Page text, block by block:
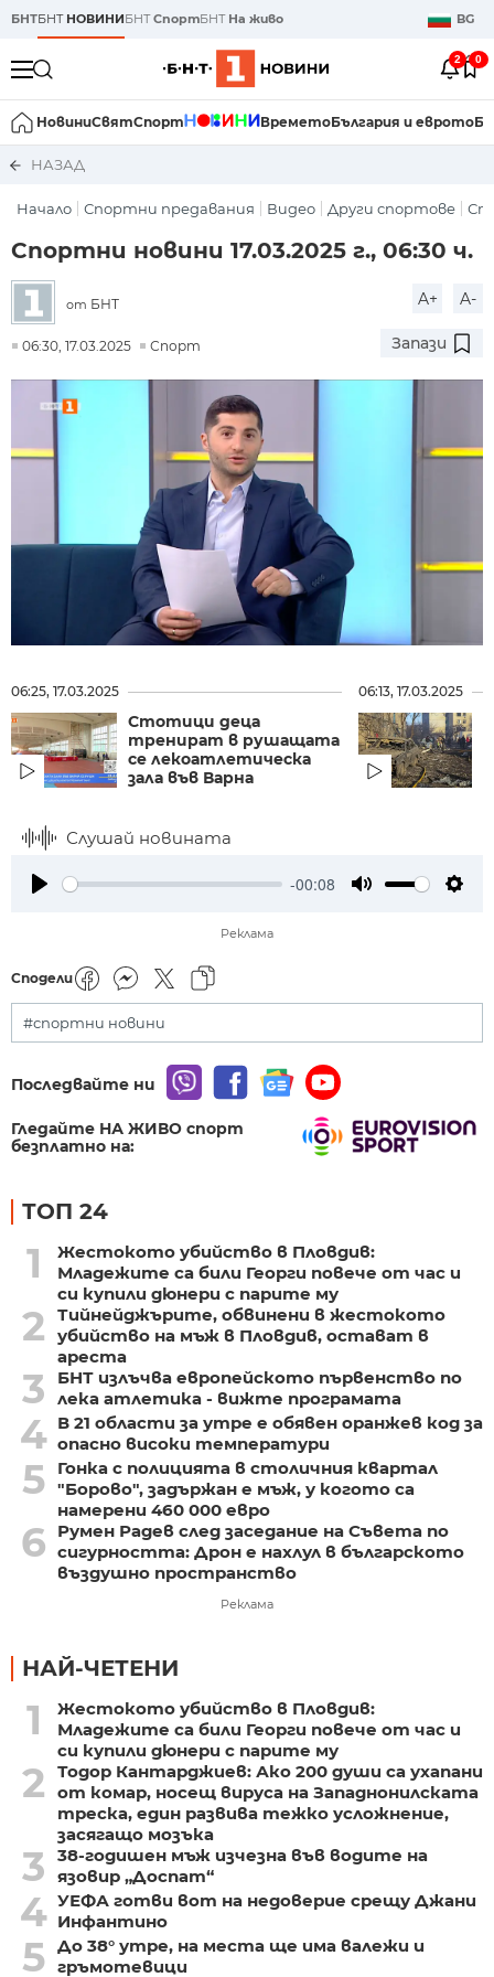
БНТБНТ НОВИНИБНТСпортБНТ На живо BG
2 0
НовиниСвятСпорт ВреметоБългария и еврото
НАЗАД
Начало Спортни предавания Видео Други спортове
Спортни новини 17.03.2025 г., 06:30 ч.
от БНТ A+ A-
06:30, 17.03.2025 Спорт Запази
06:25, 17.03.2025
Стотици деца
тренират в рушащата
се лекоатлетическа
зала във Варна
06:13, 17.03.2025
Слушай новината
-00:08
Реклама
Сподели
#спортни новини
Последвайте ни
Гледайте НА ЖИВО спорт
безплатно на:
ТОП 24
1
Жестокото убийство в Пловдив:
Младежите са били Георги повече от час и
си купили дюнери с парите му
2
Тийнейджърите, обвинени в жестокото
убийство на мъж в Пловдив, остават в
ареста
3
БНТ излъчва европейското първенство по
лека атлетика - вижте програмата
4 В 21 области за утре е обявен оранжев код за
опасно високи температури
5
Гонка с полицията в столичния квартал
"Борово", задържан е мъж, у когото са
намерени 460 000 евро
6
Румен Радев след заседание на Съвета по
сигурността: Дрон е нахлул в българското
въздушно пространство
Реклама
НАЙ-ЧЕТЕНИ
1
Жестокото убийство в Пловдив:
Младежите са били Георги повече от час и
си купили дюнери с парите му
2
Тодор Кантарджиев: Ако 200 души са ухапани
от комар, носещ вируса на Западнонилската
треска, един развива тежко усложнение,
засягащо мозъка
3
38-годишен мъж изчезна във водите на
язовир „Доспат“
4 УЕФА готви вот на недоверие срещу Джани
Инфантино
5 До 38° утре, на места ще има валежи и
гръмотевици